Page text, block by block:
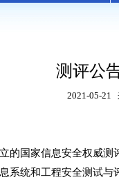
测评公
2021-05-21
的国家信息安全权威
系统和工程安全测试